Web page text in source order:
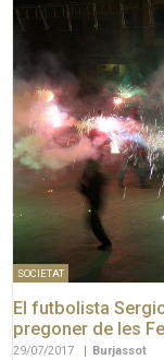
SOCIETAT
El futbolista
pregoner de les
29/07/2017 | Burjassot